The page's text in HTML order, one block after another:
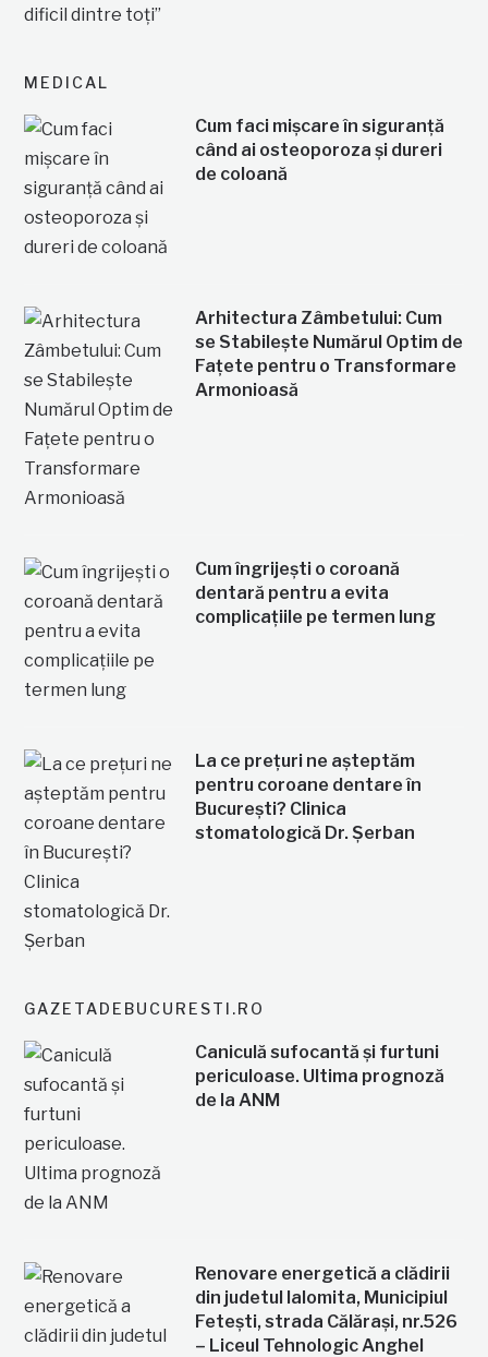
MEDICAL
Cum faci mișcare în siguranță
când ai osteoporoza și dureri
de coloană
Arhitectura Zâmbetului: Cum
se Stabilește Numărul Optim de
Fațete pentru o Transformare
Armonioasă
Cum îngrijești o coroană
dentară pentru a evita
complicațiile pe termen lung
La ce prețuri ne așteptăm
pentru coroane dentare în
București? Clinica
stomatologică Dr. Șerban
GAZETADEBUCURESTI.RO
Caniculă sufocantă și furtuni
periculoase. Ultima prognoză
de la ANM
Renovare energetică a clădirii
din judetul Ialomita, Municipiul
Fetești, strada Călărași, nr.526
– Liceul Tehnologic Anghel